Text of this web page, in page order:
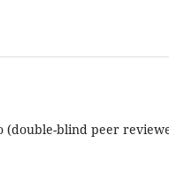
(double-blind peer